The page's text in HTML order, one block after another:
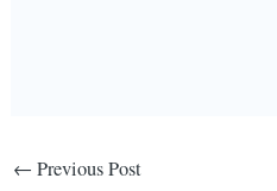
← Previous Post